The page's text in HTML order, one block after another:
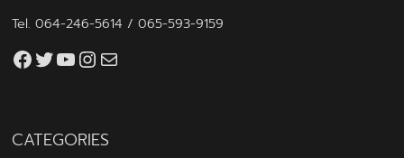
Tel.064-246-5614 /065-593-9159
Facebook
Twitter
YouTube
Instagram
thaiprintshop.aw@gmail.com
CATEGORIES